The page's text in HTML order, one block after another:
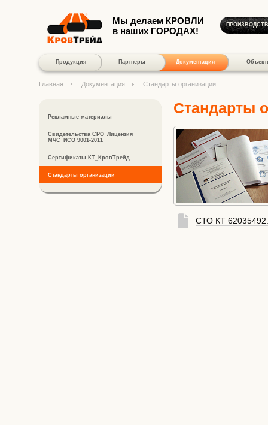
Мы делаем КРОВЛИ
в наших ГОРОДАХ!
Продукция Партнеры Документация
Главная Документация Стандарты организации
Рекламные материалы
Свидетельства СРО_Лицензия
МЧС_ИСО 9001-2011
Сертификаты КТ_КровТрейд
Стандарты организации
Стандарты
СТО КТ